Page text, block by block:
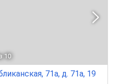
10
71а, д. 71а, 19